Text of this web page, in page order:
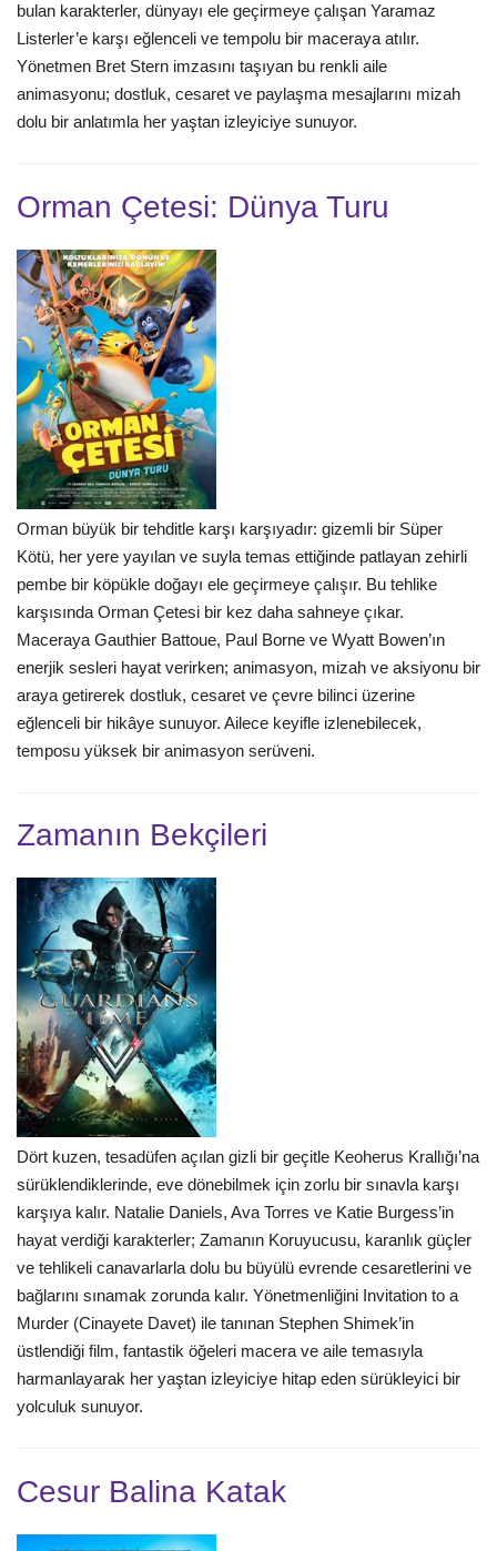
bulan karakterler, dünyayı ele geçirmeye çalışan Yaramaz
Listerler’e karşı eğlenceli ve tempolu bir maceraya atılır.
Yönetmen Bret Stern imzasını taşıyan bu renkli aile
animasyonu; dostluk, cesaret ve paylaşma mesajlarını mizah
dolu bir anlatımla her yaştan izleyiciye sunuyor.
Orman Çetesi: Dünya Turu
Orman büyük bir tehditle karşı karşıyadır: gizemli bir Süper
Kötü, her yere yayılan ve suyla temas ettiğinde patlayan zehirli
pembe bir köpükle doğayı ele geçirmeye çalışır. Bu tehlike
karşısında Orman Çetesi bir kez daha sahneye çıkar.
Maceraya Gauthier Battoue, Paul Borne ve Wyatt Bowen’ın
enerjik sesleri hayat verirken; animasyon, mizah ve aksiyonu bir
araya getirerek dostluk, cesaret ve çevre bilinci üzerine
eğlenceli bir hikâye sunuyor. Ailece keyifle izlenebilecek,
temposu yüksek bir animasyon serüveni.
Zamanın Bekçileri
Dört kuzen, tesadüfen açılan gizli bir geçitle Keoherus Krallığı’na
sürüklendiklerinde, eve dönebilmek için zorlu bir sınavla karşı
karşıya kalır. Natalie Daniels, Ava Torres ve Katie Burgess’in
hayat verdiği karakterler; Zamanın Koruyucusu, karanlık güçler
ve tehlikeli canavarlarla dolu bu büyülü evrende cesaretlerini ve
bağlarını sınamak zorunda kalır. Yönetmenliğini Invitation to a
Murder (Cinayete Davet) ile tanınan Stephen Shimek’in
üstlendiği film, fantastik öğeleri macera ve aile temasıyla
harmanlayarak her yaştan izleyiciye hitap eden sürükleyici bir
yolculuk sunuyor.
Cesur Balina Katak